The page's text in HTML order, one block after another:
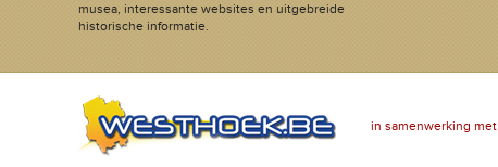
musea, interessante websites en uitgebreide
historische informatie.
in samenwerking met